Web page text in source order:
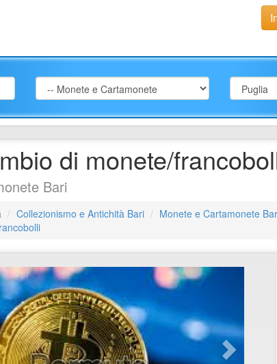
di monete/
Bari
Collezionismo e Antichità Bari
Monete e Cartamonete